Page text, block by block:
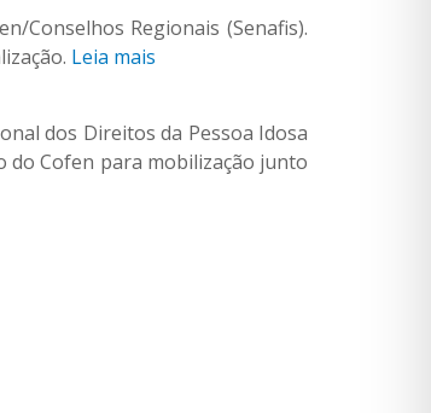
Conselhos Regionais (Senafis).
Leia mais
dos Direitos da Pessoa Idosa
do Cofen para mobilização junto